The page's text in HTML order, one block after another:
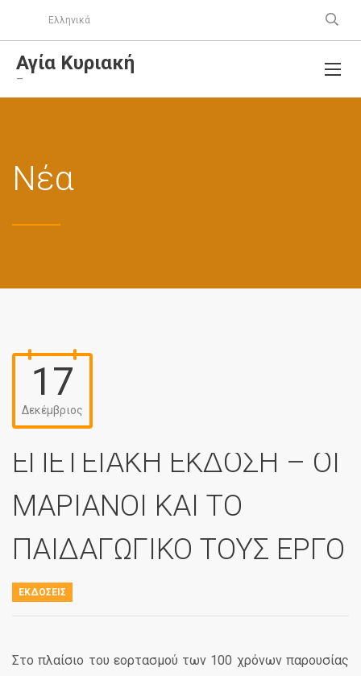
Ελληνικά
Αγία Κυριακή
–
Νέα
17
Δεκέμβριος
ΕΠΕΤΕΙΑΚΗ ΕΚΔΟΣΗ – ΟΙ
ΜΑΡΙΑΝΟΙ ΚΑΙ ΤΟ
ΠΑΙΔΑΓΩΓΙΚΟ ΤΟΥΣ ΕΡΓΟ
ΕΚΔΌΣΕΙΣ
Στο πλαίσιο του εορτασμού των 100 χρόνων παρουσίας